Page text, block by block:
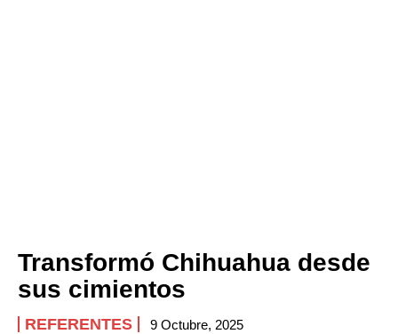
Transformó Chihuahua desde
sus cimientos
REFERENTES 9 Octubre, 2025